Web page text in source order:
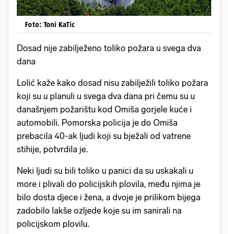
Foto: Toni KaTic
Dosad nije zabilježeno toliko požara u svega dva
dana
Lolić kaže kako dosad nisu zabilježili toliko požara
koji su u planuli u svega dva dana pri čemu su u
današnjem požarištu kod Omiša gorjele kuće i
automobili. Pomorska policija je do Omiša
prebacila 40-ak ljudi koji su bježali od vatrene
stihije, potvrdila je.
Neki ljudi su bili toliko u panici da su uskakali u
more i plivali do policijskih plovila, među njima je
bilo dosta djece i žena, a dvoje je prilikom bijega
zadobilo lakše ozljede koje su im sanirali na
policijskom plovilu.